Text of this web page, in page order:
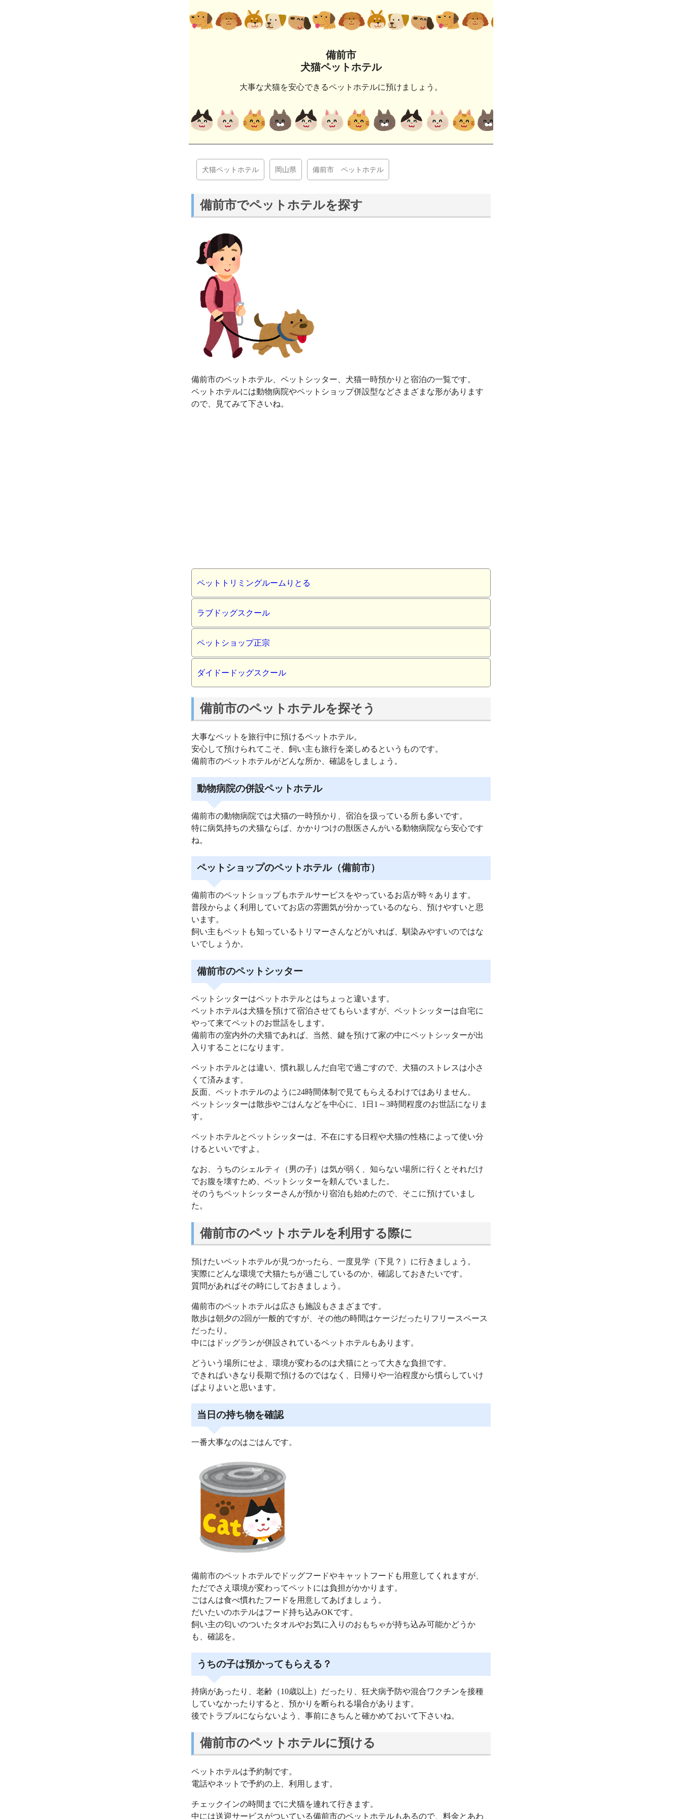
備前市
犬猫ペットホテル
大事な犬猫を安心できるペットホテルに預けましょう。
犬猫ペットホテル 岡山県 備前市 ペットホテル
備前市でペットホテルを探す
備前市のペットホテル、ペットシッター、犬猫一時預かりと宿泊の一覧です。
ペットホテルには動物病院やペットショップ併設型などさまざまな形があります
ので、見てみて下さいね。
ペットトリミングルームりとる
ラブドッグスクール
ペットショップ正宗
ダイドードッグスクール
備前市のペットホテルを探そう
大事なペットを旅行中に預けるペットホテル。
安心して預けられてこそ、飼い主も旅行を楽しめるというものです。
備前市のペットホテルがどんな所か、確認をしましょう。
動物病院の併設ペットホテル
備前市の動物病院では犬猫の一時預かり、宿泊を扱っている所も多いです。
特に病気持ちの犬猫ならば、かかりつけの獣医さんがいる動物病院なら安心です
ね。
ペットショップのペットホテル（備前市）
備前市のペットショップもホテルサービスをやっているお店が時々あります。
普段からよく利用していてお店の雰囲気が分かっているのなら、預けやすいと思
います。
飼い主もペットも知っているトリマーさんなどがいれば、馴染みやすいのではな
いでしょうか。
備前市のペットシッター
ペットシッターはペットホテルとはちょっと違います。
ペットホテルは犬猫を預けて宿泊させてもらいますが、ペットシッターは自宅に
やって来てペットのお世話をします。
備前市の室内外の犬猫であれば、当然、鍵を預けて家の中にペットシッターが出
入りすることになります。
ペットホテルとは違い、慣れ親しんだ自宅で過ごすので、犬猫のストレスは小さ
くて済みます。
反面、ペットホテルのように24時間体制で見てもらえるわけではありません。
ペットシッターは散歩やごはんなどを中心に、1日1～3時間程度のお世話になりま
す。
ペットホテルとペットシッターは、不在にする日程や犬猫の性格によって使い分
けるといいですよ。
なお、うちのシェルティ（男の子）は気が弱く、知らない場所に行くとそれだけ
でお腹を壊すため、ペットシッターを頼んでいました。
そのうちペットシッターさんが預かり宿泊も始めたので、そこに預けていまし
た。
備前市のペットホテルを利用する際に
預けたいペットホテルが見つかったら、一度見学（下見？）に行きましょう。
実際にどんな環境で犬猫たちが過ごしているのか、確認しておきたいです。
質問があればその時にしておきましょう。
備前市のペットホテルは広さも施設もさまざまです。
散歩は朝夕の2回が一般的ですが、その他の時間はケージだったりフリースペース
だったり。
中にはドッグランが併設されているペットホテルもあります。
どういう場所にせよ、環境が変わるのは犬猫にとって大きな負担です。
できればいきなり長期で預けるのではなく、日帰りや一泊程度から慣らしていけ
ばよりよいと思います。
当日の持ち物を確認
一番大事なのはごはんです。
備前市のペットホテルでドッグフードやキャットフードも用意してくれますが、
ただでさえ環境が変わってペットには負担がかかります。
ごはんは食べ慣れたフードを用意してあげましょう。
だいたいのホテルはフード持ち込みOKです。
飼い主の匂いのついたタオルやお気に入りのおもちゃが持ち込み可能かどうか
も、確認を。
うちの子は預かってもらえる？
持病があったり、老齢（10歳以上）だったり、狂犬病予防や混合ワクチンを接種
していなかったりすると、預かりを断られる場合があります。
後でトラブルにならないよう、事前にきちんと確かめておいて下さいね。
備前市のペットホテルに預ける
ペットホテルは予約制です。
電話やネットで予約の上、利用します。
チェックインの時間までに犬猫を連れて行きます。
中には送迎サービスがついている備前市のペットホテルもあるので、料金とあわ